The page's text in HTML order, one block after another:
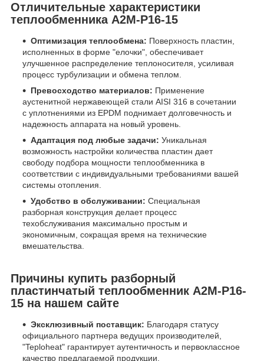
Отличительные характеристики
теплообменника A2M-P16-15
Оптимизация теплообмена: Поверхность пластин,
исполненных в форме "елочки", обеспечивает
улучшенное распределение теплоносителя, усиливая
процесс турбулизации и обмена теплом.
Превосходство материалов: Применение
аустенитной нержавеющей стали AISI 316 в сочетании
с уплотнениями из EPDM поднимает долговечность и
надежность аппарата на новый уровень.
Адаптация под любые задачи: Уникальная
возможность настройки количества пластин дает
свободу подбора мощности теплообменника в
соответствии с индивидуальными требованиями вашей
системы отопления.
Удобство в обслуживании: Специальная
разборная конструкция делает процесс
техобслуживания максимально простым и
экономичным, сокращая время на технические
вмешательства.
Причины купить разборный
пластинчатый теплообменник A2M-P16-
15 на нашем сайте
Эксклюзивный поставщик: Благодаря статусу
официального партнера ведущих производителей,
"Teploheat" гарантирует аутентичность и первоклассное
качество предлагаемой продукции.